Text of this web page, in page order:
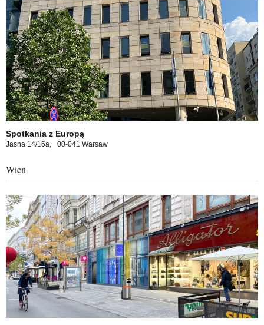
Spotkania z Europą
Jasna 14/16a, 00-041 Warsaw
Wien
experience in Stockholm